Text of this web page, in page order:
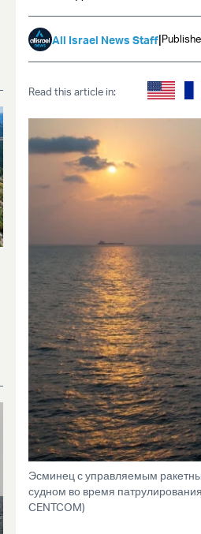
All Israel News Staff|
Read this article in:
Эсминец с управляемым
судном во время
CENTCOM)